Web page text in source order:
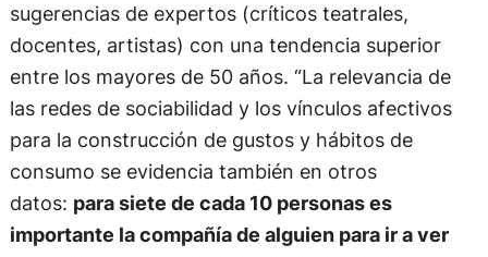
sugerencias de expertos (críticos teatrales,
docentes, artistas) con una tendencia superior
entre los mayores de 50 años. “La relevancia de
las redes de sociabilidad y los vínculos afectivos
para la construcción de gustos y hábitos de
consumo se evidencia también en otros
datos: para siete de cada 10 personas es
importante la compañía de alguien para ir a ver